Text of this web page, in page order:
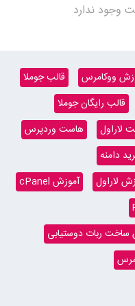
وجود ندارد
ووکامرس
قالب جوملا
قالب رایگان جوملا
لاراول
هاست وردپرس
دامنه
لاراول
آموزش cPanel
ربات دوستیابی